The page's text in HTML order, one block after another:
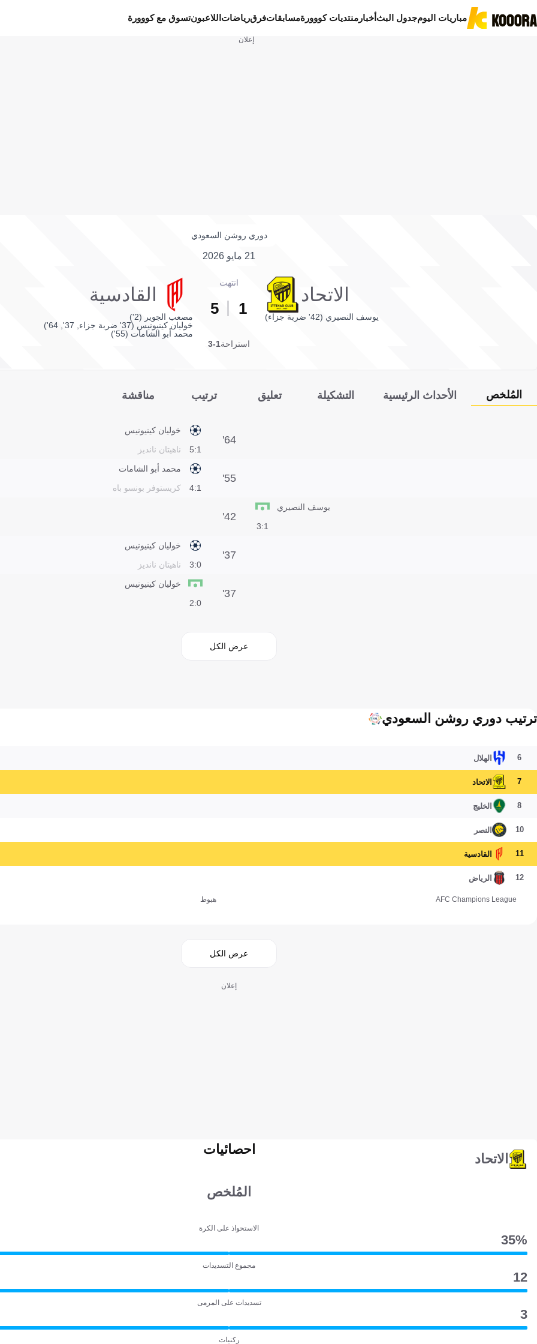
مباريات اليومجدول البثأخبار منتديات كووورةمسابقاتفرقرياضات اللاعبونتسوق مع كووورة
إعلان
دوري روشن السعودي
21 مايو 2026
الاتحاد
يوسف النصيري (42' ضربة جزاء)
انتهت
1
5
القادسية
مصعب الجوير (2')
خوليان كينيونيس (37' ضربة جزاء, 37', 64')
محمد أبو الشامات (55')
استراحة1-3
المُلخص الأحداث الرئيسية التشكيلة تعليق ترتيب مناقشة
1:5
خوليان كينيونيس
ناهيتان نانديز
64'
1:4
محمد أبو الشامات
كريستوفر بونسو باه
55'
1:3
يوسف النصيري
42'
0:3
خوليان كينيونيس
ناهيتان نانديز
37'
0:2
خوليان كينيونيس
37'
عرض الكل
ترتيب دوري روشن السعودي
6 الهلال
7 الاتحاد
8 الخليج
10 النصر
11 القادسية
12 الرياض
AFC Champions League هبوط
عرض الكل
إعلان
الاتحاد
احصائيات
المُلخص
الاستحواذ على الكرة
35‎%‎
مجموع التسديدات
12
تسديدات على المرمى
3
ركنيات